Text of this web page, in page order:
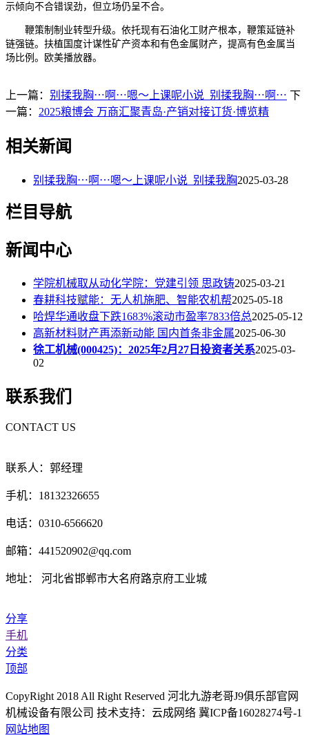
示倾向不合错误劲，但立场仍呈不合。
鞭策制制业转型升级。依托现有石油化工财产根本，鞭策延链补
链强链。扶植国度计谋性矿产资本和有色金属财产，提高有色金属当
场比例。欧美播放器。
上一篇： 别揉我胸⋯啊⋯嗯～上课呢小说_别揉我胸⋯啊⋯ 下
一篇： 2025粮博会 万商汇聚青岛·产销对接订货·博览精
相关新闻
别揉我胸⋯啊⋯嗯～上课呢小说_别揉我胸2025-03-28
栏目导航
新闻中心
学院机械取从动化学院：党建引领 思政铸2025-03-21
春耕科技赋能：无人机施肥、智能农机帮2025-05-18
哈焊华通收盘下跌1683%滚动市盈率7833倍总2025-05-12
高新材料财产再添新动能 国内首条非金属2025-06-30
徐工机械(000425)：2025年2月27日投资者关系2025-03-
02
联系我们
CONTACT US
联系人：郭经理
手机：18132326655
电话：0310-6566620
邮箱：441520902@qq.com
地址： 河北省邯郸市大名府路京府工业城
分享
手机
分类
顶部
CopyRight 2018 All Right Reserved 河北九游老哥J9俱乐部官网
机械设备有限公司 技术支持：云成网络 冀ICP备16028274号-1
网站地图